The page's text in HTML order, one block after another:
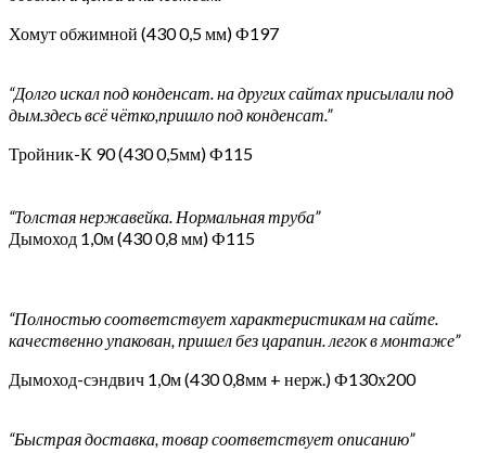
Хомут обжимной (430 0,5 мм) Ф197
“Долго искал под конденсат. на других сайтах присылали под
дым.здесь всё чётко,пришло под конденсат.”
Тройник-К 90 (430 0,5мм) Ф115
“Толстая нержавейка. Нормальная труба”
Дымоход 1,0м (430 0,8 мм) Ф115
“Полностью соответствует характеристикам на сайте.
качественно упакован, пришел без царапин. легок в монтаже”
Дымоход-сэндвич 1,0м (430 0,8мм + нерж.) Ф130х200
“Быстрая доставка, товар соответствует описанию”